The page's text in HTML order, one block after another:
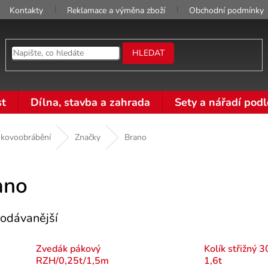
Kontakty Reklamace a výměna zboží Obchodní podmínky
HLEDAT
Dílna, stavba a zahrada Sety a nářadí
Značky Brano
Zvedák pákový
RZH/0,25t/1,5m
Kolík střižný
1,6t